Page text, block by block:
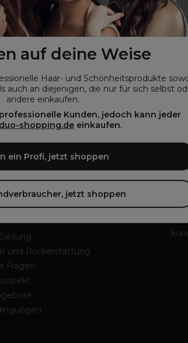
auf deine Weise
Haar- und Schönheitsprodukte
auch an diejenigen, die nur für sich selbst
andere einkaufen.
Kunden, jedoch kann jeder
shopping.deeinkaufen.
ein Profi, jetzt shoppen
jetzt shoppen
Finde einen Laden
und Rückerstattung
Fragen
Alt-